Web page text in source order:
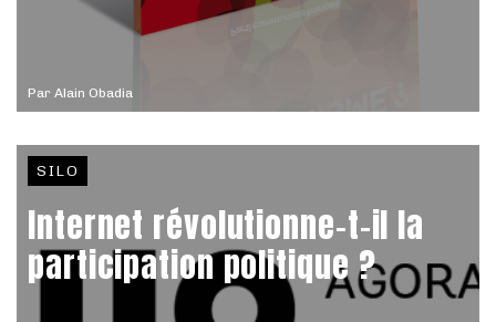
Par Alain Obadia
SILO
Internet révolutionne-t-il la
participation politique ?